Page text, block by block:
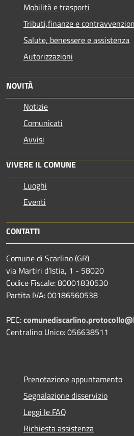
Mobilità e trasporti
Tributi,finanze e
Salute, benessere e assistenza
Autorizzazioni
NOVITÀ
Notizie
Comunicati
Avvisi
VIVERE IL COMUNE
Luoghi
Eventi
CONTATTI
Comune di Scarlino (GR)
via Martiri d'Istia, 1 - 58020
Codice Fiscale: 80001830530
Partita IVA: 00186560538
PEC:
Centralino Unico: 056638511
Prenotazione appuntamento
Segnalazione disservizio
Leggi le FAQ
Richiesta assistenza